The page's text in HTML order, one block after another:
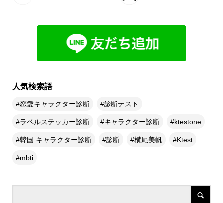
人気検索語
恋愛キャラクター診断 診断テスト
ラベルステッカー診断 キャラクター診断 ktestone
韓国 キャラクター診断 診断 横尾美帆 Ktest
mbti